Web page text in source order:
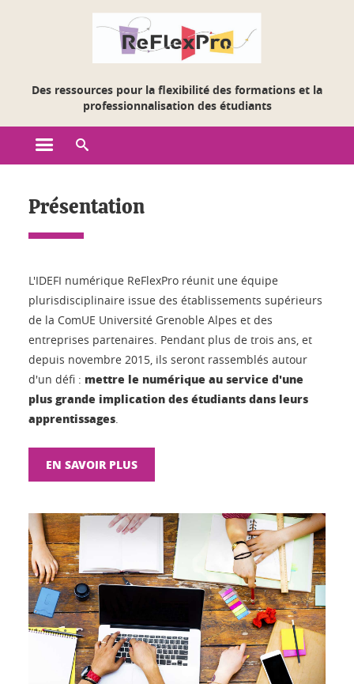
Des ressources pour la flexibilité des formations et la
professionnalisation des étudiants
Ouvrir le menu principal
Accueil - Reflexpro
Présentation
L'IDEFI numérique ReFlexPro réunit une équipe
plurisdisciplinaire issue des établissements supérieurs
de la ComUE Université Grenoble Alpes et des
entreprises partenaires. Pendant plus de trois ans, et
depuis novembre 2015, ils seront rassemblés autour
d'un défi : mettre le numérique au service d'une
plus grande implication des étudiants dans leurs
apprentissages.
EN SAVOIR PLUS